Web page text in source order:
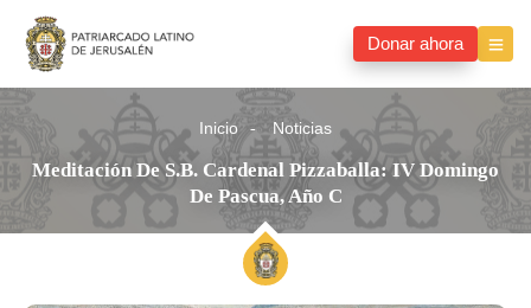
Donar ahora
Inicio Noticias
Meditación De S.B. Cardenal Pizzaballa: IV Domingo
De Pascua, Año C